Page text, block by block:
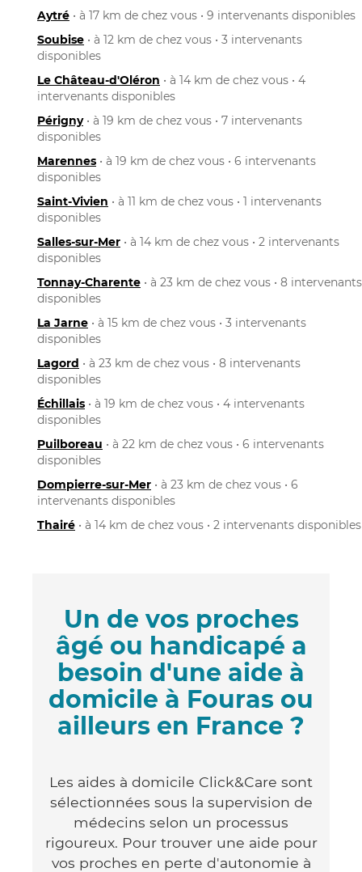
Aytré • à 17 km de chez vous • 9 intervenants disponibles
Soubise • à 12 km de chez vous • 3 intervenants
disponibles
Le Château-d'Oléron • à 14 km de chez vous • 4
intervenants disponibles
Périgny• à 19 km de chez vous • 7 intervenants
disponibles
Marennes • à 19 km de chez vous • 6 intervenants
disponibles
Saint-Vivien • à 11 km de chez vous • 1 intervenants
disponibles
Salles-sur-Mer • à 14 km de chez vous • 2 intervenants
disponibles
Tonnay-Charente • à 23 km de chez vous • 8 intervenants
disponibles
La Jarne • à 15 km de chez vous • 3 intervenants
disponibles
Lagord • à 23 km de chez vous • 8 intervenants
disponibles
Échillais • à 19 km de chez vous • 4 intervenants
disponibles
Puilboreau • à 22 km de chez vous • 6 intervenants
disponibles
Dompierre-sur-Mer • à 23 km de chez vous • 6
intervenants disponibles
Thairé • à 14 km de chez vous • 2 intervenants disponibles
Un de vos proches
âgé ou handicapé a
besoin d'une aide à
domicile à Fouras ou
ailleurs en France ?
Les aides à domicile Click&Care sont
sélectionnées sous la supervision de
médecins selon un processus
rigoureux. Pour trouver une aide pour
vos proches en perte d'autonomie à